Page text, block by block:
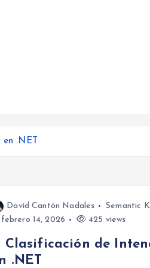
.NET
David Cantón Nadales Semantic
febrero 14, 2026
425 views
Clasificación de
.NET